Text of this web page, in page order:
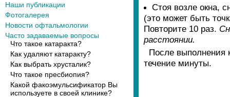
Наши публикации
Фотогалерея
Новости офтальмологии
Часто задаваемые вопросы
Что такое катаракта?
Как удаляют катаракту?
Как выбрать хрусталик?
Что такое пресбиопия?
Какой факоэмульсификатор Вы
используете в своей клинике?
Стоя возле окна,
(это может быть
Повторите 10 раз.
расстоянии.
После выполнения
течение минуты.